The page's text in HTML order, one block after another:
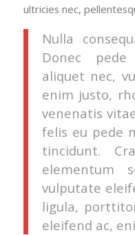
ultricies nec,
Nulla
Donec
aliquet nec,
enim justo,
venenatis
felis eu pede
tincidunt.
elementum
vulputate
ligula,
eleifend ac,